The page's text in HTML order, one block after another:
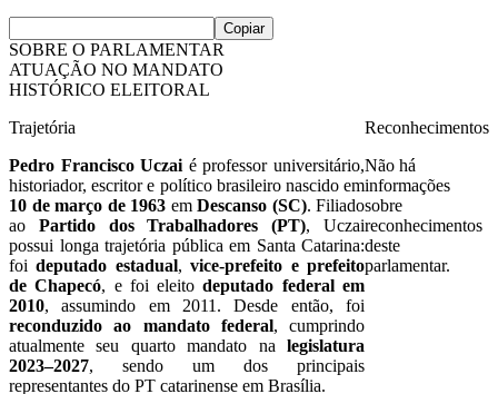
Copiar
SOBRE O PARLAMENTAR
ATUAÇÃO NO MANDATO
HISTÓRICO ELEITORAL
Trajetória
Pedro Francisco Uczaié professor universitário,
historiador, escritor e político brasileiro nascido em
10 de março de 1963 em Descanso (SC). Filiado
ao Partido dos Trabalhadores (PT), Uczai
possui longa trajetória pública em Santa Catarina:
foideputado estadual,vice-prefeito e prefeito
de Chapecó, e foi eleitodeputado federal em
2010, assumindo em 2011. Desde então, foi
reconduzido ao mandato federal, cumprindo
atualmente seu quarto mandato na legislatura
2023–2027, sendo um dos principais
representantes do PT catarinense em Brasília.
Reconhecimentos
Não há
informações
sobre
reconhecimentos
deste
parlamentar.